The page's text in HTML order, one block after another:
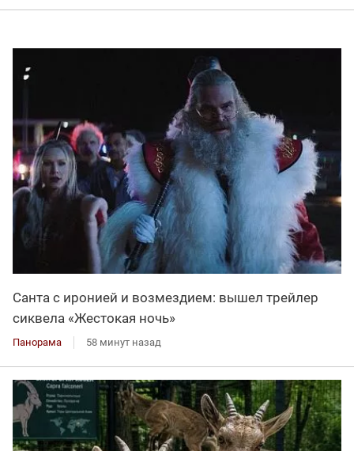
Санта с иронией и возмездием: вышел трейлер
сиквела «Жестокая ночь»
Панорама 58 минут назад